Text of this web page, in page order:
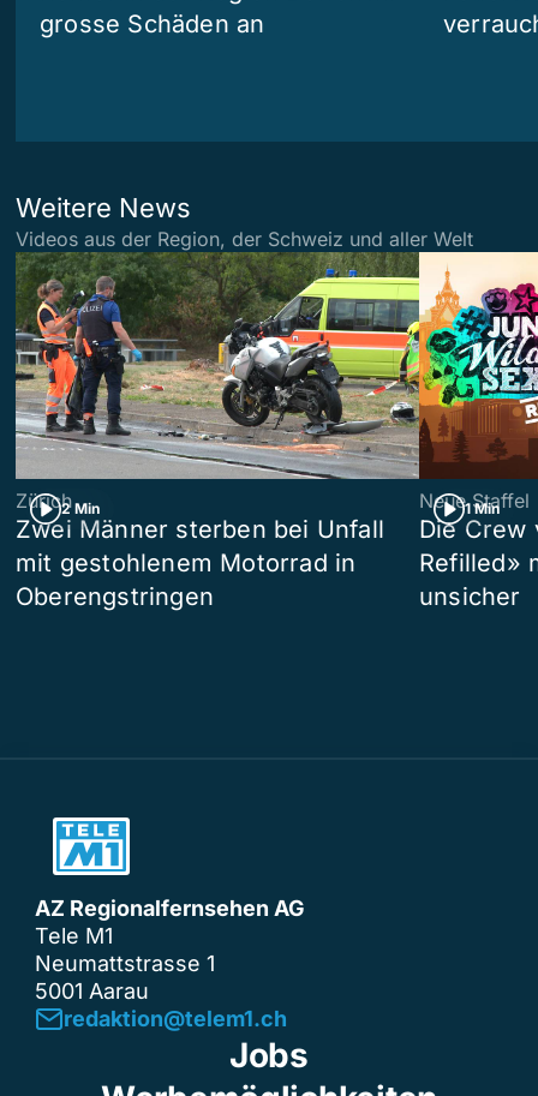
grosse Schäden an
Weitere News
Videos aus der Region, der Schweiz und aller Welt
2 Min
Zürich
Zwei Männer sterben bei Unfall
mit gestohlenem Motorrad in
Oberengstringen
1 Min
Neue Staffel
Die Crew
Refilled»
unsicher
AZ Regionalfernsehen AG
Tele M1
Neumattstrasse 1
5001 Aarau
redaktion@telem1.ch
Jobs